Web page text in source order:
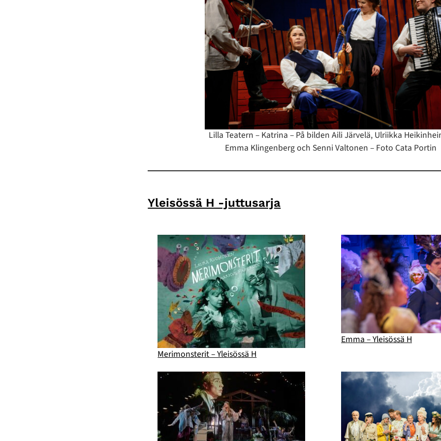
Lilla Teatern – Katrina – På bilden Aili Järvelä, Ulriikka
Emma Klingenberg och Senni Valtonen – Foto Cata Portin
Yleisössä H -juttusarja
Merimonsterit – Yleisössä H
Emma – Yleisössä H